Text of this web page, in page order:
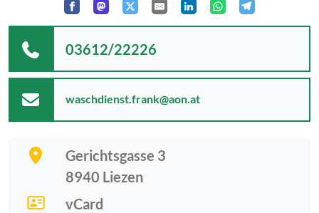
Gerichtsgasse 3
8940 Liezen
vCard
03612/22226
waschdienst.frank@aon.at